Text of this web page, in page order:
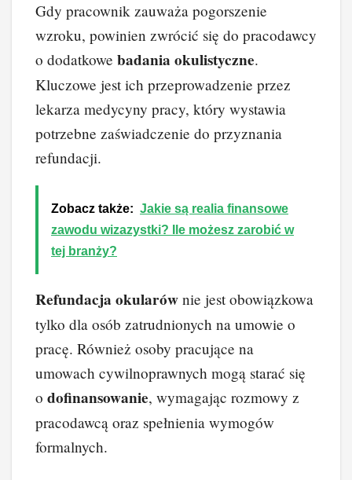
Gdy pracownik zauważa pogorszenie
wzroku, powinien zwrócić się do pracodawcy
o dodatkowe badania okulistyczne.
Kluczowe jest ich przeprowadzenie przez
lekarza medycyny pracy, który wystawia
potrzebne zaświadczenie do przyznania
refundacji.
Zobacz także: Jakie są realia finansowe
zawodu wizazystki? Ile możesz zarobić w
tej branży?
Refundacja okularów nie jest obowiązkowa
tylko dla osób zatrudnionych na umowie o
pracę. Również osoby pracujące na
umowach cywilnoprawnych mogą starać się
o dofinansowanie, wymagając rozmowy z
pracodawcą oraz spełnienia wymogów
formalnych.